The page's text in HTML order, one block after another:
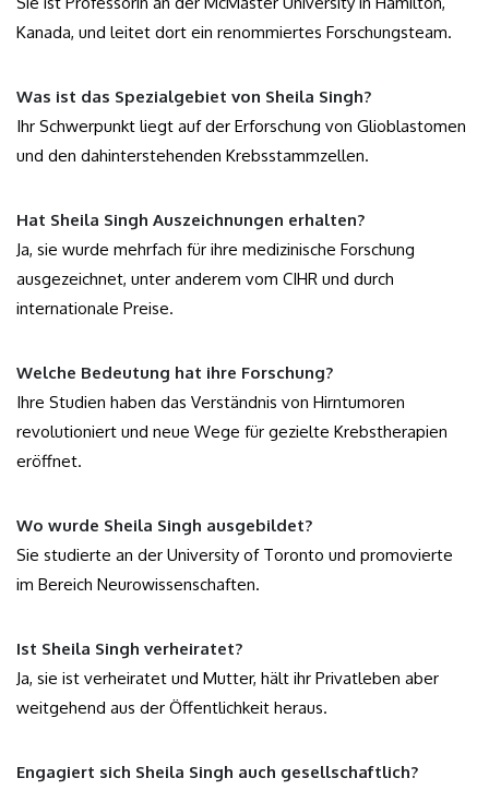
Kanada, und leitet dort ein renommiertes Forschungsteam.
Was ist das Spezialgebiet von Sheila Singh?
Ihr Schwerpunkt liegt auf der Erforschung von Glioblastomen
und den dahinterstehenden Krebsstammzellen.
Hat Sheila Singh Auszeichnungen erhalten?
Ja, sie wurde mehrfach für ihre medizinische Forschung
ausgezeichnet, unter anderem vom CIHR und durch
internationale Preise.
Welche Bedeutung hat ihre Forschung?
Ihre Studien haben das Verständnis von Hirntumoren
revolutioniert und neue Wege für gezielte Krebstherapien
eröffnet.
Wo wurde Sheila Singh ausgebildet?
Sie studierte an der University of Toronto und promovierte
im Bereich Neurowissenschaften.
Ist Sheila Singh verheiratet?
Ja, sie ist verheiratet und Mutter, hält ihr Privatleben aber
weitgehend aus der Öffentlichkeit heraus.
Engagiert sich Sheila Singh auch gesellschaftlich?